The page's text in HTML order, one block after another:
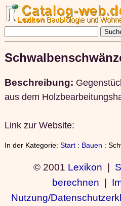
Beschreibung:
aus dem
Link zur Website:
In der Kategorie: Start: Bauen :
© 2001 Lexikon |
berechnen |
Nutzung/